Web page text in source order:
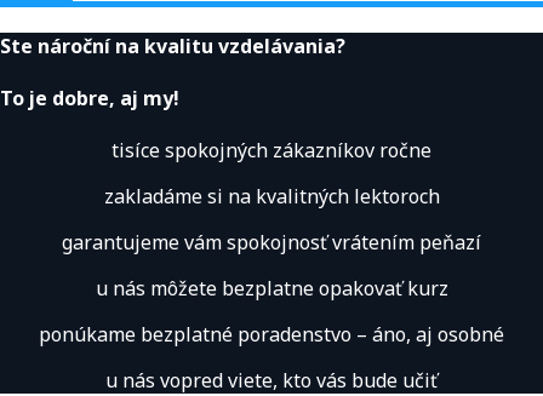
Ste nároční na kvalitu vzdelávania?
To je dobre, aj my!
tisíce spokojných zákazníkov ročne
zakladáme si na kvalitných lektoroch
garantujeme vám spokojnosť vrátením peňazí
u nás môžete bezplatne opakovať kurz
ponúkame bezplatné poradenstvo – áno, aj osobné
u nás vopred viete, kto vás bude učiť